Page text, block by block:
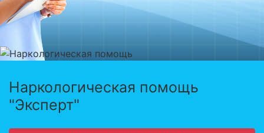
Наркологическая помощь
"Эксперт"